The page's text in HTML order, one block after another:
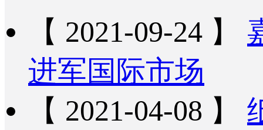
【 2021-09-24 】
进军国际市场
【 2021-04-08 】